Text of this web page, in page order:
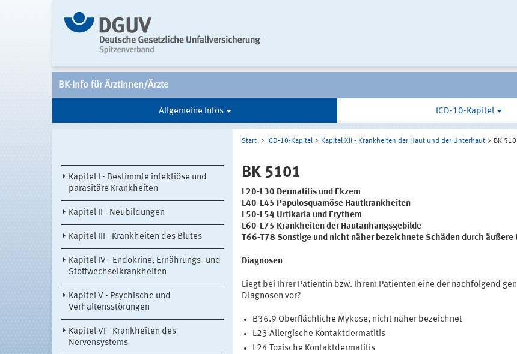
BK-Info für Ärztinnen/Ärzte
Allgemeine Infos ICD-10-Kapitel
Kapitel I - Bestimmte infektiöse und
parasitäre Krankheiten
Kapitel II - Neubildungen
Kapitel III - Krankheiten des Blutes
Kapitel IV - Endokrine, Ernährungs- und
Stoffwechselkrankheiten
Kapitel V - Psychische und
Verhaltensstörungen
Kapitel VI - Krankheiten des
Nervensystems
Start ICD-10-Kapitel Kapitel XII - Krankheiten der Haut und der Unterhaut BK
BK 5101
L20-L30 Dermatitis und Ekzem
L40-L45 Papulosquamöse Hautkrankheiten
L50-L54 Urtikaria und Erythem
L60-L75 Krankheiten der Hautanhangsgebilde
T66-T78 Sonstige und nicht näher bezeichnete Schäden durch äußere
Diagnosen
Liegt bei Ihrer Patientin bzw. Ihrem Patienten eine der nachfolgend
Diagnosen vor?
B36.9 Oberflächliche Mykose, nicht näher bezeichnet
L23 Allergische Kontaktdermatitis
L24 Toxische Kontaktdermatitis